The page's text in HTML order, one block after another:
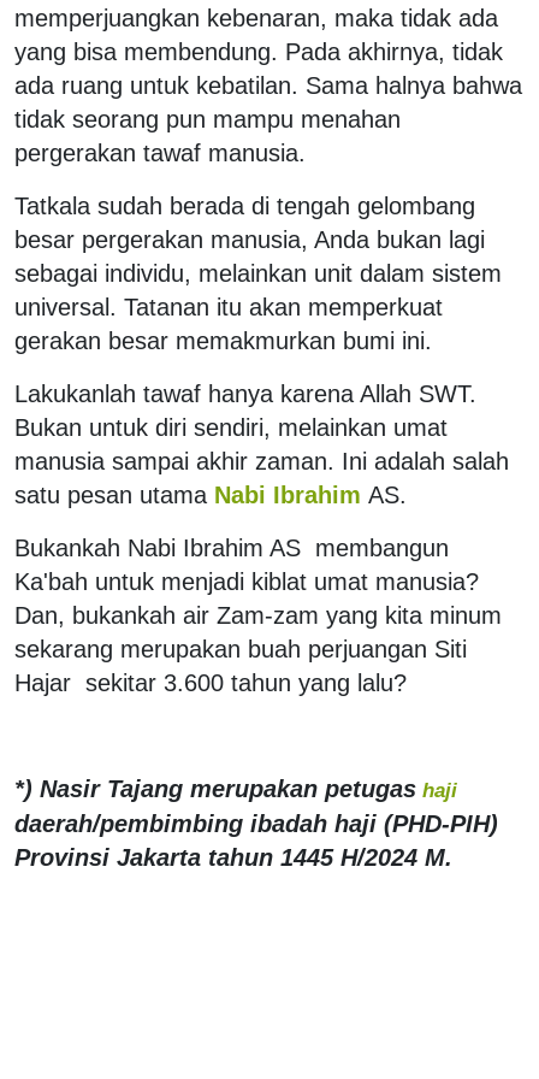
memperjuangkan kebenaran, maka tidak ada
yang bisa membendung. Pada akhirnya, tidak
ada ruang untuk kebatilan. Sama halnya bahwa
tidak seorang pun mampu menahan
pergerakan tawaf manusia.
Tatkala sudah berada di tengah gelombang
besar pergerakan manusia, Anda bukan lagi
sebagai individu, melainkan unit dalam sistem
universal. Tatanan itu akan memperkuat
gerakan besar memakmurkan bumi ini.
Lakukanlah tawaf hanya karena Allah SWT.
Bukan untuk diri sendiri, melainkan umat
manusia sampai akhir zaman. Ini adalah salah
satu pesan utama Nabi Ibrahim AS.
Bukankah Nabi Ibrahim AS membangun
Ka'bah untuk menjadi kiblat umat manusia?
Dan, bukankah air Zam-zam yang kita minum
sekarang merupakan buah perjuangan Siti
Hajar sekitar 3.600 tahun yang lalu?
*) Nasir Tajang merupakan petugas haji
daerah/pembimbing ibadah haji (PHD-PIH)
Provinsi Jakarta tahun 1445 H/2024 M.